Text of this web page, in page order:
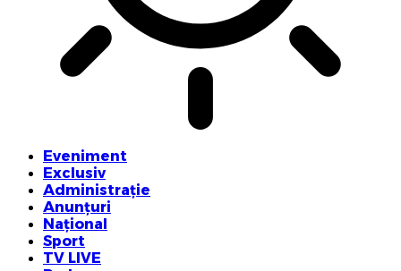
Eveniment
Exclusiv
Administrație
Anunțuri
Național
Sport
TV LIVE